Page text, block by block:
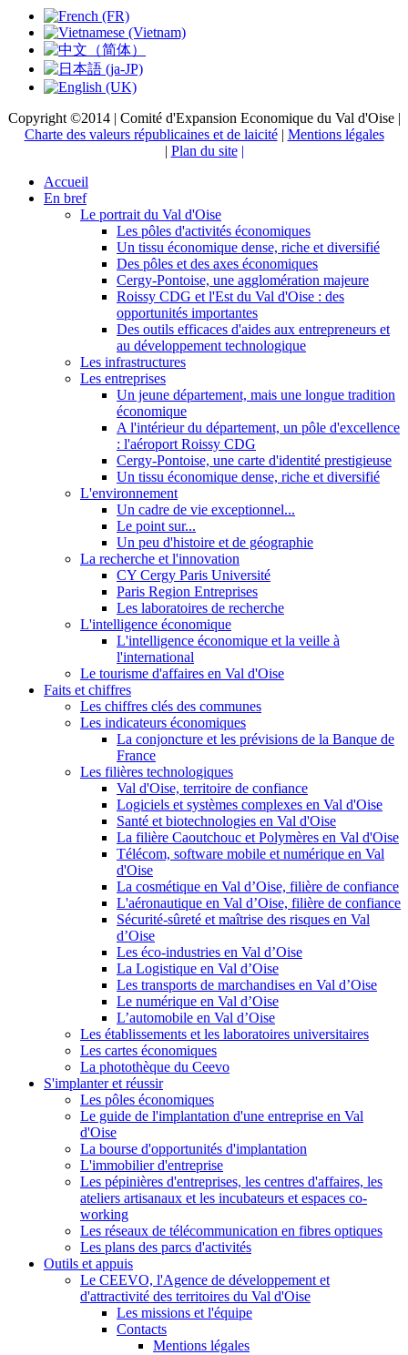
Copyright ©2014 | Comité d'Expansion Economique du Val d'Oise |
Charte des valeurs républicaines et de laicité| Mentions légales
| Plan du site |
Accueil
En bref
Le portrait du Val d'Oise
Les pôles d'activités économiques
Un tissu économique dense, riche et diversifié
Des pôles et des axes économiques
Cergy-Pontoise, une agglomération majeure
Roissy CDG et l'Est du Val d'Oise : des
opportunités importantes
Des outils efficaces d'aides aux entrepreneurs et
au développement technologique
Les infrastructures
Les entreprises
Un jeune département, mais une longue tradition
économique
A l'intérieur du département, un pôle d'excellence
: l'aéroport Roissy CDG
Cergy-Pontoise, une carte d'identité prestigieuse
Un tissu économique dense, riche et diversifié
L'environnement
Un cadre de vie exceptionnel...
Le point sur...
Un peu d'histoire et de géographie
La recherche et l'innovation
CY Cergy Paris Université
Paris Region Entreprises
Les laboratoires de recherche
L'intelligence économique
L'intelligence économique et la veille à
l'international
Le tourisme d'affaires en Val d'Oise
Faits et chiffres
Les chiffres clés des communes
Les indicateurs économiques
La conjoncture et les prévisions de la Banque de
France
Les filières technologiques
Val d'Oise, territoire de confiance
Logiciels et systèmes complexes en Val d'Oise
Santé et biotechnologies en Val d'Oise
La filière Caoutchouc et Polymères en Val d'Oise
Télécom, software mobile et numérique en Val
d'Oise
La cosmétique en Val d’Oise, filière de confiance
L'aéronautique en Val d’Oise, filière de confiance
Sécurité-sûreté et maîtrise des risques en Val
d’Oise
Les éco-industries en Val d’Oise
La Logistique en Val d’Oise
Les transports de marchandises en Val d’Oise
Le numérique en Val d’Oise
L’automobile en Val d’Oise
Les établissements et les laboratoires universitaires
Les cartes économiques
La photothèque du Ceevo
S'implanter et réussir
Les pôles économiques
Le guide de l'implantation d'une entreprise en Val
d'Oise
La bourse d'opportunités d'implantation
L'immobilier d'entreprise
Les pépinières d'entreprises, les centres d'affaires, les
ateliers artisanaux et les incubateurs et espaces co-
working
Les réseaux de télécommunication en fibres optiques
Les plans des parcs d'activités
Outils et appuis
Le CEEVO, l'Agence de développement et
d'attractivité des territoires du Val d'Oise
Les missions et l'équipe
Contacts
Mentions légales